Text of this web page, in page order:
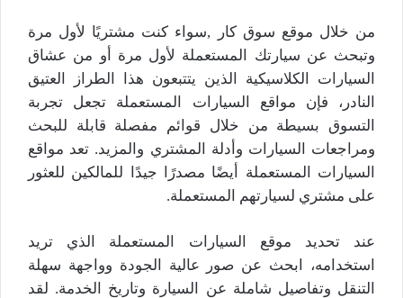
من خلال موقع سوق كار ,سواء كنت مشتريًا لأول مرة
وتبحث عن سيارتك المستعملة لأول مرة أو من عشاق
السيارات الكلاسيكية الذين يتتبعون هذا الطراز العتيق
النادر، فإن مواقع السيارات المستعملة تجعل تجربة
التسوق بسيطة من خلال قوائم مفصلة قابلة للبحث
ومراجعات السيارات وأدلة المشتري والمزيد. تعد مواقع
السيارات المستعملة أيضًا مصدرًا جيدًا للمالكين للعثور
على مشتري لسيارتهم المستعملة.
عند تحديد موقع السيارات المستعملة الذي تريد
استخدامه، ابحث عن صور عالية الجودة وواجهة سهلة
التنقل وتفاصيل شاملة عن السيارة وتاريخ الخدمة. لقد